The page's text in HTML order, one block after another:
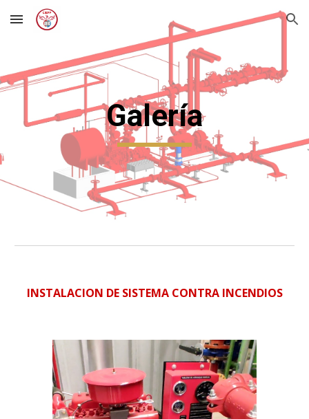
Skip to main content Skip to navigation
Galería
¯¯¯¯
INSTALACION DE SISTEMA CONTRA INCENDIOS